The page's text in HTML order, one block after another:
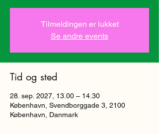
Tilmeldingen er lukket
Se andre events
Tid og sted
28. sep. 2027, 13.00 – 14.30
København, Svendborggade 3, 2100
København, Danmark